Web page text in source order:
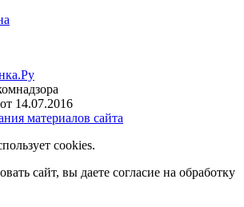
14.07.2016
материалов сайта
cookies.
сайт, вы даете согласие на обработку